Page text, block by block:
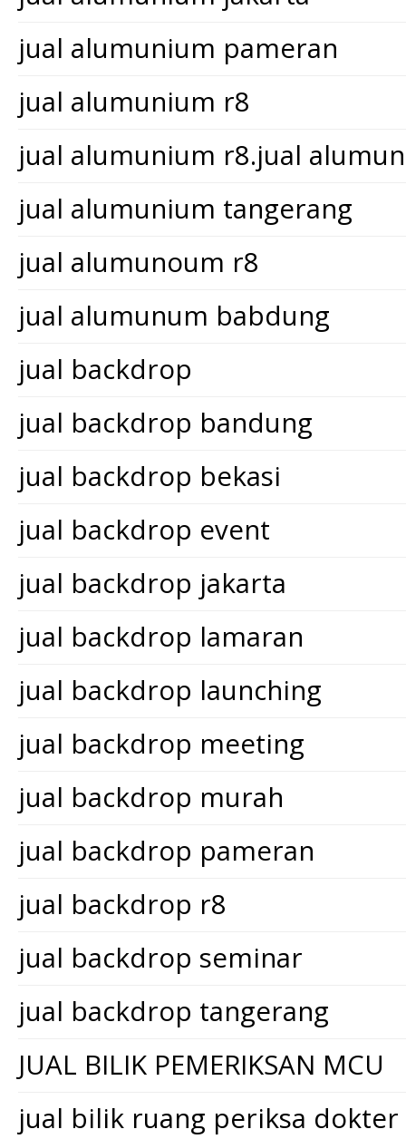
jual alumunium pameran
jual alumunium r8
jual alumunium r8.jual
jual alumunium tangerang
jual alumunoum r8
jual alumunum babdung
jual backdrop
jual backdrop bandung
jual backdrop bekasi
jual backdrop event
jual backdrop jakarta
jual backdrop lamaran
jual backdrop launching
jual backdrop meeting
jual backdrop murah
jual backdrop pameran
jual backdrop r8
jual backdrop seminar
jual backdrop tangerang
JUAL BILIK PEMERIKSAN MCU
jual bilik ruang periksa dokter